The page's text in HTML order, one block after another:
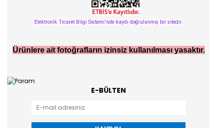
Elektronik Ticaret Bilgi Sistemi'nde kaydı doğrulanmış bir sitedir.
Ürünlere ait fotoğrafların izinsiz kullanılması yasaktır.
E-BÜLTEN